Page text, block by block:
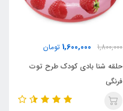
1,800,000
1,600,000 تومان
حلقه شنا بادی کودک طرح توت
فرنگی